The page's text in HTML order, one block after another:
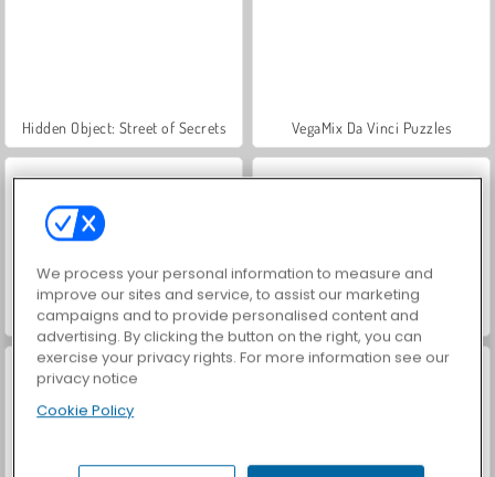
Hidden Object: Street of Secrets VegaMix Da Vinci Puzzles
ASMR Makeover & Makeup Studio Farm Merge Valley
We process your personal information to measure and
improve our sites and service, to assist our marketing
campaigns and to provide personalised content and
advertising. By clicking the button on the right, you can
exercise your privacy rights. For more information see our
privacy notice
Cookie Policy